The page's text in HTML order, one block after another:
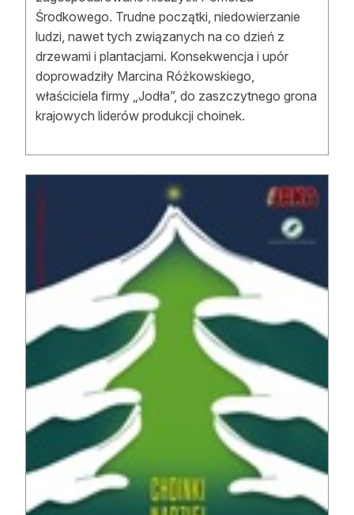
Środkowego. Trudne początki, niedowierzanie
ludzi, nawet tych związanych na co dzień z
drzewami i plantacjami. Konsekwencja i upór
doprowadziły Marcina Różkowskiego,
właściciela firmy „Jodła”, do zaszczytnego grona
krajowych liderów produkcji choinek.